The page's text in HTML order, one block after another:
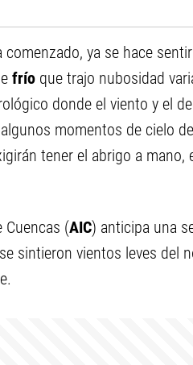
ya se hace
frío que trajo nubosidad
donde el viento y el
momentos de cielo
tener el abrigo a mano,
Cuencas (AIC) anticipa una
sintieron vientos leves del